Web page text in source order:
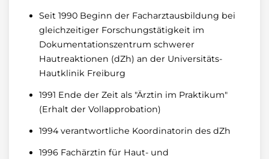
Seit 1990 Beginn der Facharztausbildung bei
gleichzeitiger Forschungstätigkeit im
Dokumentationszentrum schwerer
Hautreaktionen (dZh) an der Universitäts-
Hautklinik Freiburg
1991 Ende der Zeit als "Ärztin im Praktikum"
(Erhalt der Vollapprobation)
1994 verantwortliche Koordinatorin des dZh
1996 Fachärztin für Haut- und